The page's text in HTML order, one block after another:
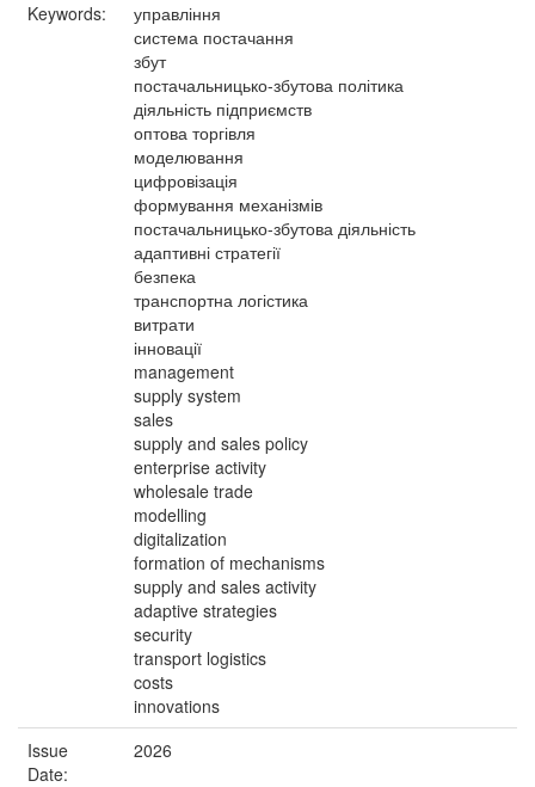
Keywords:
управління
система постачання
збут
постачальницько-збутова політика
діяльність підприємств
оптова торгівля
моделювання
цифровізація
формування механізмів
постачальницько-збутова діяльність
адаптивні стратегії
безпека
транспортна логістика
витрати
інновації
management
supply system
sales
supply and sales policy
enterprise activity
wholesale trade
modelling
digitalization
formation of mechanisms
supply and sales activity
adaptive strategies
security
transport logistics
costs
innovations
Issue
Date:
2026